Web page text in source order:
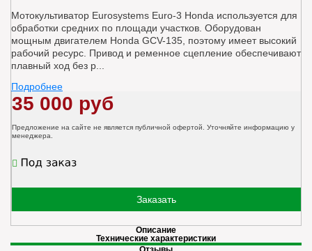
Мотокультиватор Eurosystems Euro-3 Honda используется для
обработки средних по площади участков. Оборудован
мощным двигателем Honda GCV-135, поэтому имеет высокий
рабочий ресурс. Привод и ременное сцепление обеспечивают
плавный ход без р...
Подробнее
35 000 руб
Предложение на сайте не является публичной офертой. Уточняйте информацию у
менеджера.
Заказать
Описание
Технические характеристики